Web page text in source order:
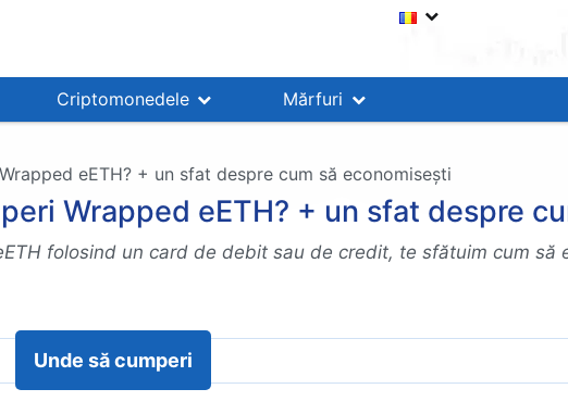
Criptomonedele Mărfuri
eETH? + un sfat despre cum să economisești
Wrapped eETH? + un sfat despre
folosind un card de debit sau de credit, te sfătuim cum să
Unde să cumperi